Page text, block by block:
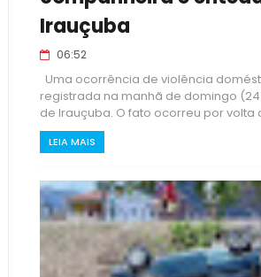
Irauçuba
06:52
Uma ocorrência de violência
registrada na manhã de domingo
de Irauçuba. O fato ocorreu por volta
LEIA MAIS